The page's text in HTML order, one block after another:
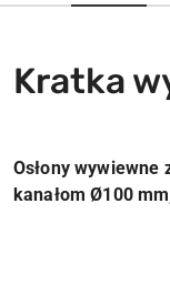
Kratka
Osłony
kanałom Ø100